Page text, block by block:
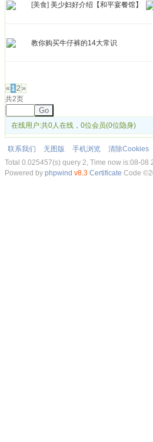
[美食] 美少妇好介绍【和平宴餐馆】
教你购买牛仔裤的14大常识
« 12 »
共2页
Go
在线用户:共0人在线，0位会员(0位隐身)
联系我们 无图版 手机浏览 清除Cookies
Total 0.025457(s) query 2, Time now is:08-08
Powered by phpwind v8.3 Certificate Code